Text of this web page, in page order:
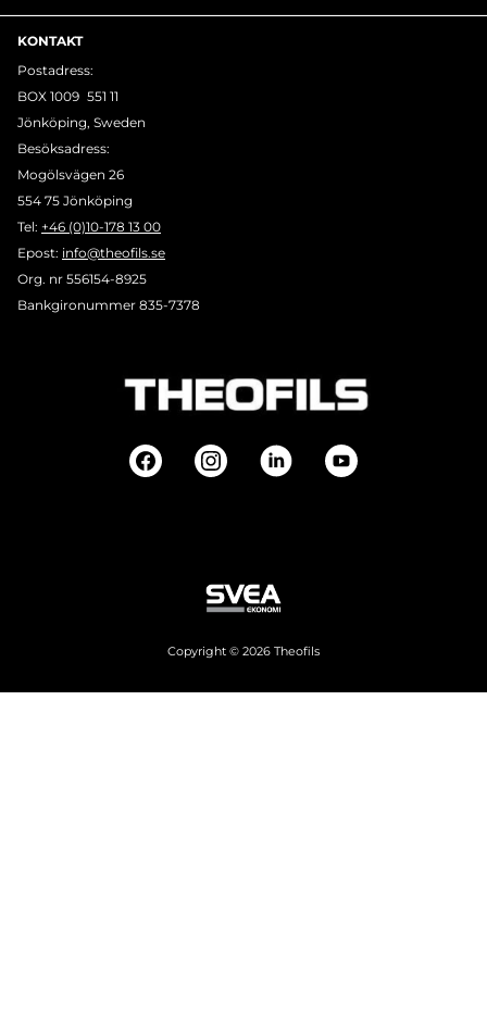
KONTAKT
Postadress:
BOX 1009 551 11
Jönköping, Sweden
Besöksadress:
Mogölsvägen 26
554 75 Jönköping
Tel: +46 (0)10-178 13 00
Epost: info@theofils.se
Org. nr 556154-8925
Bankgironummer 835-7378
Copyright © 2026 Theofils